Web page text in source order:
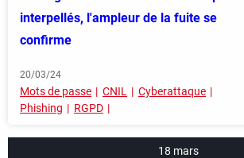
interpellés, l'ampleur de la fuite se
confirme
20/03/24
Mots de passe CNIL
Cyberattaque
Phishing
RGPD
18 mars